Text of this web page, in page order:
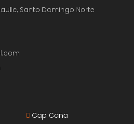
Santo Domingo Norte
Cap Cana